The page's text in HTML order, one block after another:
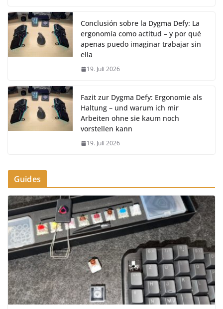
Conclusión sobre la Dygma Defy: La
ergonomía como actitud – y por qué
apenas puedo imaginar trabajar sin
ella
19. Juli 2026
Fazit zur Dygma Defy: Ergonomie als
Haltung – und warum ich mir
Arbeiten ohne sie kaum noch
vorstellen kann
19. Juli 2026
Guides